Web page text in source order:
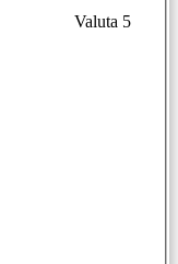
Valuta 5